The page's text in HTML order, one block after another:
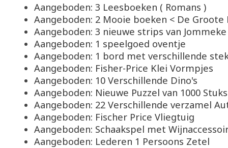
Aangeboden: 3 Leesboeken ( Romans )
Aangeboden: 2 Mooie boeken < De Groote
Aangeboden: 3 nieuwe strips van Jommeke
Aangeboden: 1 speelgoed oventje
Aangeboden: 1 bord met verschillende
Aangeboden: Fisher-Price Klei Vormpjes
Aangeboden: 10 Verschillende Dino's
Aangeboden: Nieuwe Puzzel van 1000 Stuks
Aangeboden: 22 Verschillende verzamel
Aangeboden: Fischer Price Vliegtuig
Aangeboden: Schaakspel met
Aangeboden: Lederen 1 Persoons Zetel